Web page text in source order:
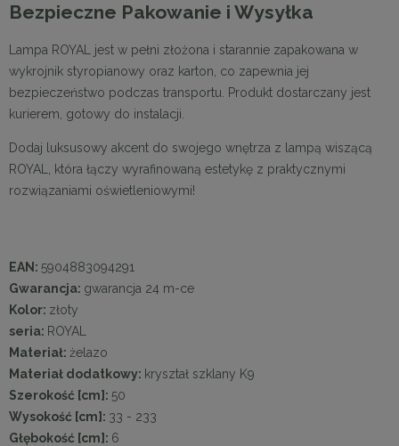
Bezpieczne Pakowanie i Wysyłka
Lampa ROYAL jest w pełni złożona i starannie zapakowana w
wykrojnik styropianowy oraz karton, co zapewnia jej
bezpieczeństwo podczas transportu. Produkt dostarczany jest
kurierem, gotowy do instalacji.
Dodaj luksusowy akcent do swojego wnętrza z lampą wiszącą
ROYAL, która łączy wyrafinowaną estetykę z praktycznymi
rozwiązaniami oświetleniowymi!
EAN: 5904883094291
Gwarancja: gwarancja 24 m-ce
Kolor: złoty
seria: ROYAL
Materiał: żelazo
Materiał dodatkowy: kryształ szklany K9
Szerokość [cm]: 50
Wysokość [cm]: 33 - 233
Głębokość [cm]: 6